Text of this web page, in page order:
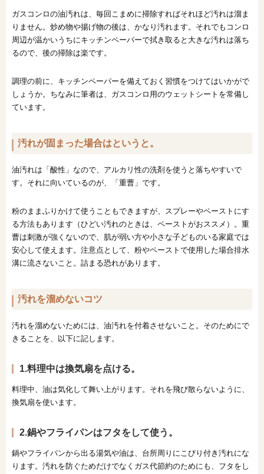
ガスコンロの油汚れは、毎回こまめに掃除すればそれほど汚れは溜ま
りません。炒め物や揚げ物の後は、かなり汚れます。それでもコンロ
周辺が温かいうちにキッチンペーパーで拭き取ると大きな汚れは落ち
るので、後の掃除は楽です。
調理の前に、キッチンペーパーを備えておく習慣をつけてはいかがで
しょうか。ちなみに筆者は、ガスコンロ用のウェットシートを常備し
ています。
汚れが固まった場合はというと。
油汚れは「酸性」なので、アルカリ性の洗剤を使うと落ちやすいで
す。それに向いているのが、「重曹」です。
粉のままふりかけて使うこともできますが、スプレーやペーストにす
る方法もあります（ひどい汚れのときは、ペーストがおススメ）。重
曹は刺激が強くないので、肌が弱い方や小さな子どものいる家庭では
安心して使えます。注意点として、粉やペーストで使用した場合排水
溝に流さないこと。詰まる恐れがあります。
汚れを溜めないコツ
汚れを溜めないためには、油汚れを付着させないこと。そのためにで
きることを、以下に記します。
1.料理中は換気扇を点ける。
料理中、油は気化して舞い上がります。それを飛び散らないように、
換気扇を使います。
2.鍋やフライパンはフタをして使う。
鍋やフライパンから出る湯気や油は、台所周りにこびり付き汚れにな
ります。汚れを防ぐためだけでなくガス代節約のためにも、フタをし